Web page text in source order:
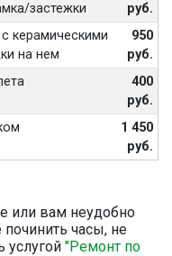
застежки
руб.
керамическими
на нем
950
руб.
400
руб.
1 450
руб.
или вам неудобно
часы, не
услугой "Ремонт по